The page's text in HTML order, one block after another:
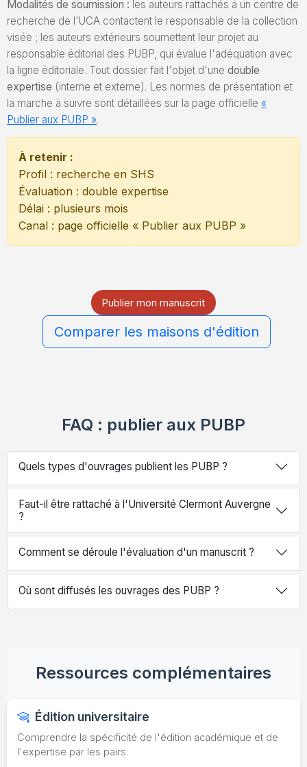
Modalités de soumission : les auteurs rattachés à un centre de
recherche de l'UCA contactent le responsable de la collection
visée ; les auteurs extérieurs soumettent leur projet au
responsable éditorial des PUBP, qui évalue l'adéquation avec
la ligne éditoriale. Tout dossier fait l'objet d'une double
expertise (interne et externe). Les normes de présentation et
la marche à suivre sont détaillées sur la page officielle «
Publier aux PUBP ».
À retenir :
Profil : recherche en SHS
Évaluation : double expertise
Délai : plusieurs mois
Canal : page officielle « Publier aux PUBP »
Publier mon manuscrit
Comparer les maisons d'édition
FAQ : publier aux PUBP
Quels types d'ouvrages publient les PUBP ?
Faut-il être rattaché à l'Université Clermont Auvergne
?
Comment se déroule l'évaluation d'un manuscrit ?
Où sont diffusés les ouvrages des PUBP ?
Ressources complémentaires
Édition universitaire
Comprendre la spécificité de l'édition académique et de
l'expertise par les pairs.